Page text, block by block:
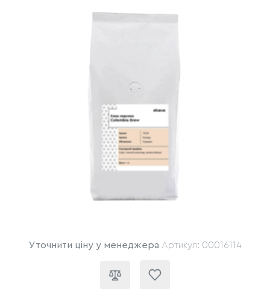
Уточнити ціну у менеджера Артикул: 00016114